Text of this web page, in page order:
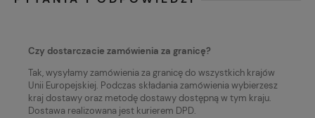
Czy dostarczacie zamówienia za granicę?
Tak, wysyłamy zamówienia za granicę do wszystkich krajów
Unii Europejskiej. Podczas składania zamówienia wybierzesz
kraj dostawy oraz metodę dostawy dostępną w tym kraju.
Dostawa realizowana jest kurierem DPD.